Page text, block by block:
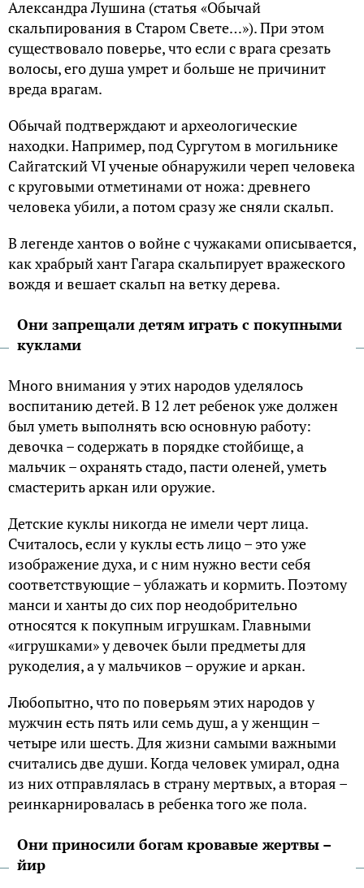
Александра Лушина (статья «Обычай
скальпирования в Старом Свете…»). При этом
существовало поверье, что если с врага срезать
волосы, его душа умрет и больше не причинит
вреда врагам.
Обычай подтверждают и археологические
находки. Например, под Сургутом в могильнике
Сайгатский VI ученые обнаружили череп человека
с круговыми отметинами от ножа: древнего
человека убили, а потом сразу же сняли скальп.
В легенде хантов о войне с чужаками описывается,
как храбрый хант Гагара скальпирует вражеского
вождя и вешает скальп на ветку дерева.
Они запрещали детям играть с покупными
куклами
Много внимания у этих народов уделялось
воспитанию детей. В 12 лет ребенок уже должен
был уметь выполнять всю основную работу:
девочка – содержать в порядке стойбище, а
мальчик – охранять стадо, пасти оленей, уметь
смастерить аркан или оружие.
Детские куклы никогда не имели черт лица.
Считалось, если у куклы есть лицо – это уже
изображение духа, и с ним нужно вести себя
соответствующие – ублажать и кормить. Поэтому
манси и ханты до сих пор неодобрительно
относятся к покупным игрушкам. Главными
«игрушками» у девочек были предметы для
рукоделия, а у мальчиков – оружие и аркан.
Любопытно, что по поверьям этих народов у
мужчин есть пять или семь душ, а у женщин –
четыре или шесть. Для жизни самыми важными
считались две души. Когда человек умирал, одна
из них отправлялась в страну мертвых, а вторая –
реинкарнировалась в ребенка того же пола.
Они приносили богам кровавые жертвы –
йир